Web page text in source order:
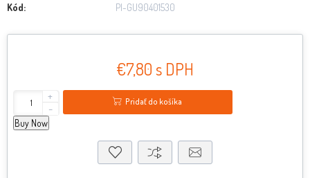
Kód:
PI-GU90401530
€7,80 s DPH
+
-
Pridať do košíka
Buy Now